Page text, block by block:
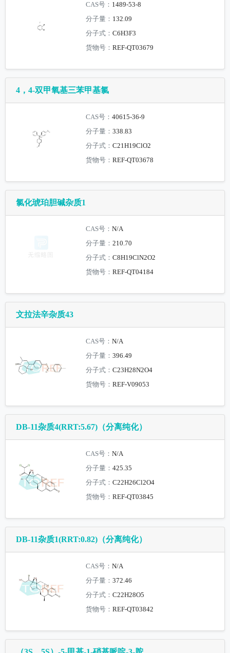
CAS号： 1489-53-8
分子量： 132.09
分子式：C6H3F3
货物号：REF-QT03679
4，4-双甲氧基三苯甲基氯
CAS号：40615-36-9
分子量：338.83
分子式：C21H19ClO2
货物号：REF-QT03678
氯化琥珀胆碱杂质1
CAS号：N/A
分子量：210.70
分子式：C8H19ClN2O2
货物号：REF-QT04184
文拉法辛杂质43
CAS号：N/A
分子量：396.49
分子式：C23H28N2O4
货物号：REF-V09053
DB-11杂质4(RRT:5.67)（分离纯化）
CAS号：N/A
分子量：425.35
分子式：C22H26Cl2O4
货物号：REF-QT03845
DB-11杂质1(RRT:0.82)（分离纯化）
CAS号：N/A
分子量：372.46
分子式：C22H28O5
货物号：REF-QT03842